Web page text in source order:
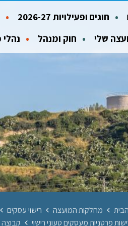
חוגים ופעילויות 2026-27
שלי
חוק ומנהל
מחלקות המועצה רישוי עסקים
פרטניות מעסקים טעוני רישוי
קבוצה 8